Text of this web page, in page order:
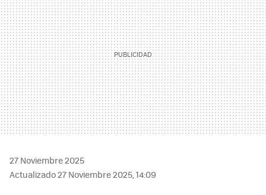
27 Noviembre 2025
Actualizado 27 Noviembre 2025, 14:09